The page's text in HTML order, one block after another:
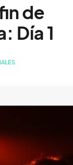
de
Día 1